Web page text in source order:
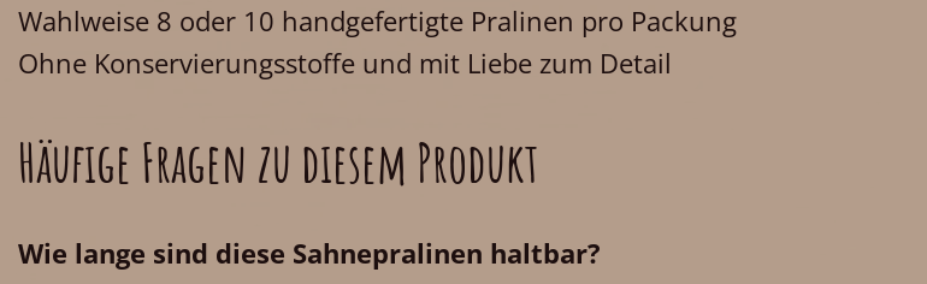
Wahlweise 8 oder 10 handgefertigte Pralinen pro Packung
Ohne Konservierungsstoffe und mit Liebe zum Detail
Häufige Fragen zu diesem Produkt
Wie lange sind diese Sahnepralinen haltbar?